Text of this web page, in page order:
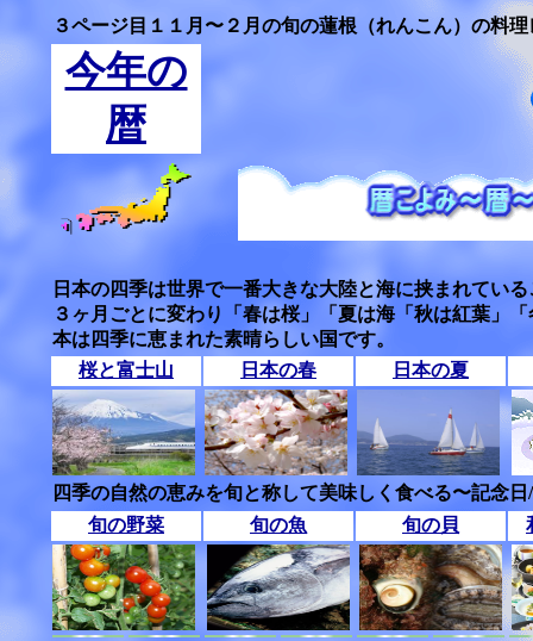
３ページ目１１月〜２月の旬の蓮根（れんこん）の料
今年の
暦
日本の四季は世界で一番大きな大陸と海に挟まれてい
３ヶ月ごとに変わり「春は桜」「夏は海「秋は紅葉」
本は四季に恵まれた素晴らしい国です。
桜と富士山
日本の春 日本の夏
四季の自然の恵みを旬と称して美味しく食べる〜記念
旬の野菜
旬の魚 旬の貝